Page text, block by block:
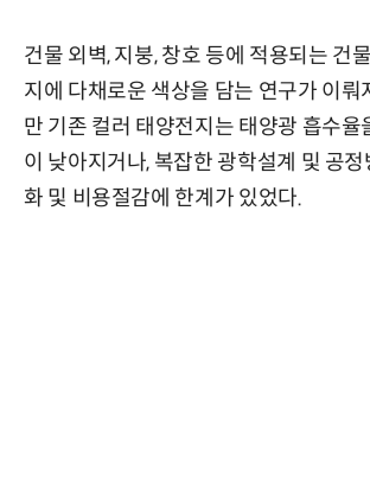
건물 외벽, 지붕, 창호 등에 적용되는 건
지에 다채로운 색상을 담는 연구가 이뤄
만 기존 컬러 태양전지는 태양광 흡수율
이 낮아지거나, 복잡한 광학설계 및 공
화 및 비용절감에 한계가 있었다.